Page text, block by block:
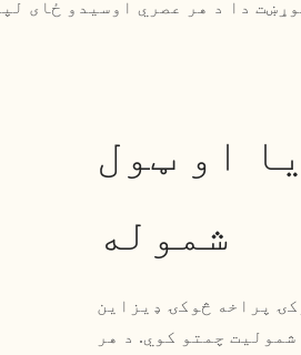
او ټول
شموله
پراخه څوکۍ ډیزاین
چمتو کوي. د هر